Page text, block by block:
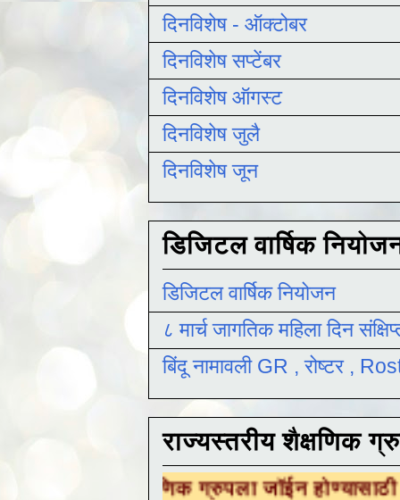
दिनविशेष - ऑक्टोबर
दिनविशेष सप्टेंबर
दिनविशेष ऑगस्ट
दिनविशेष जुलै
दिनविशेष जून
डिजिटल वार्षिक
डिजिटल वार्षिक नियोजन
८ मार्च जागतिक महिला दिन
बिंदू नामावली GR , रोष्टर ,
राज्यस्तरीय शैक्षणिक
ग्रुपला जॉईन होण्यासाठीयेथे क्लिक करा